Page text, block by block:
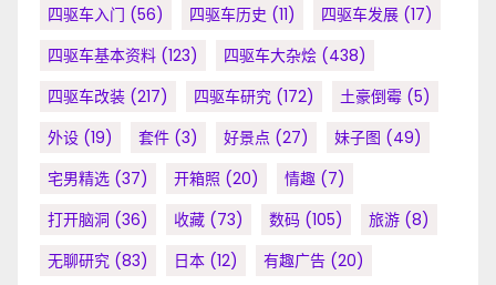
四驱车入门 (56) 四驱车历史 (11) 四驱车发展 (17)
四驱车基本资料 (123) 四驱车大杂烩 (438)
四驱车改装 (217) 四驱车研究 (172) 土豪倒霉 (5)
外设 (19) 套件 (3) 好景点 (27) 妹子图 (49)
宅男精选 (37) 开箱照 (20) 情趣 (7)
打开脑洞 (36) 收藏 (73) 数码 (105) 旅游 (8)
无聊研究 (83) 日本 (12) 有趣广告 (20)